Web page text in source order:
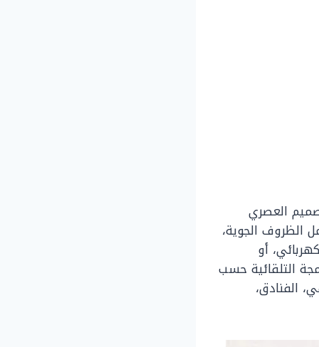
العصري
الظروف الجوية،
أو
التلقائية حسب
الفنادق،